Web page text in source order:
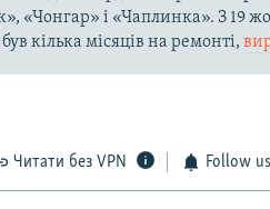
«Чонгар» і «Чаплинка». З 19
кілька місяців на ремонті,
Читати без VPN Follow us